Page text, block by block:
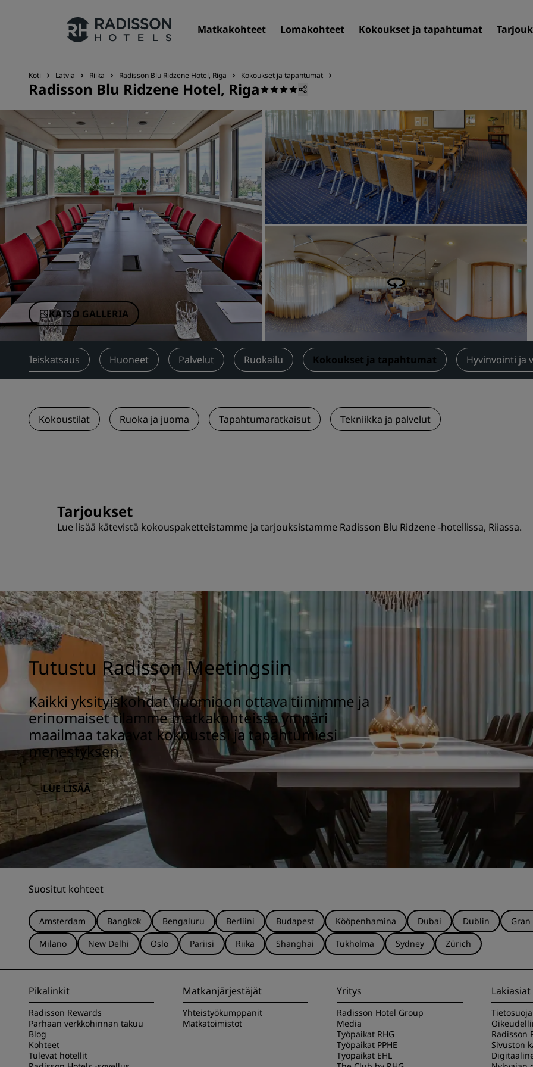
Matkakohteet Lomakohteet Kokoukset ja tapahtumat
Hotelliketjumme
Radisson Hotels -brändit
Brändit Kiinassa
Matkakohteet
Lomakohteet
Täyden palvelun huoneistot
Lentokenttähotellit
Uudet ja tulevat hotellit
Kokoukset ja tapahtumat
Tutustu Radisson
Varaa kokoustila
Pyydä tarjous
Tapahtumakohteet
Toimialaratkaisut
Etsi lentoja
Etsi lentoja
Ruokailu
Etsi ravintolaa
Koti Latvia Riika Radisson Blu Ridzene Hotel, Riga Kokoukset ja tapahtumat
Radisson Blu Ridzene Hotel, Riga
KATSO GALLERIA
Yleiskatsaus Huoneet Palvelut Ruokailu Kokoukset ja tapahtumat Hyvinvointi ja
Kokoustilat Ruoka ja juoma Tapahtumaratkaisut Tekniikka ja palvelut
Tarjoukset
Lue lisää kätevistä kokouspaketteistamme ja tarjouksistamme Radisson Blu Ridzene -hotellissa, Riiassa.
Tutustu Radisson Meetingsiin
Kaikki yksityiskohdat huomioon ottava tiimimme ja
erinomaiset tilamme matkakohteissa ympäri
maailmaa takaavat kokoustesi ja tapahtumiesi
menestyksen.
LUE LISÄÄ
Suositut kohteet
Amsterdam Bangkok Bengaluru Berliini Budapest Kööpenhamina Dubai Dublin Gran
Milano
New Delhi Oslo Pariisi Riika Shanghai Tukholma Sydney Zürich
Pikalinkit
Radisson Rewards
Parhaan verkkohinnan takuu
Blog
Kohteet
Tulevat hotellit
Matkanjärjestäjät
Yhteistyökumppanit
Matkatoimistot
Yritys
Radisson Hotel Group
Media
Työpaikat RHG
Työpaikat PPHE
Työpaikat EHL
Lakiasiat
Radisson
Sivuston